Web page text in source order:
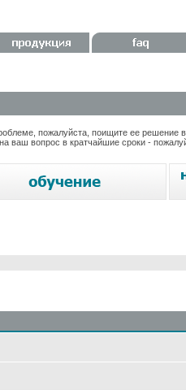
пожалуйста, поищите ее решение в
ваш вопрос в кратчайшие сроки -